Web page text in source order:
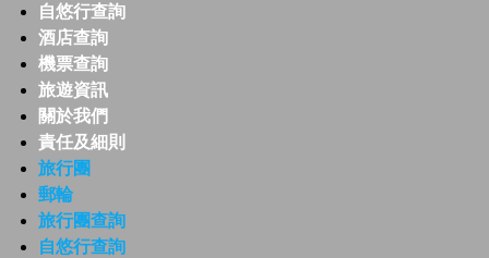
自悠行查詢
酒店查詢
機票查詢
旅遊資訊
關於我們
責任及細則
旅行團
郵輪
旅行團查詢
自悠行查詢